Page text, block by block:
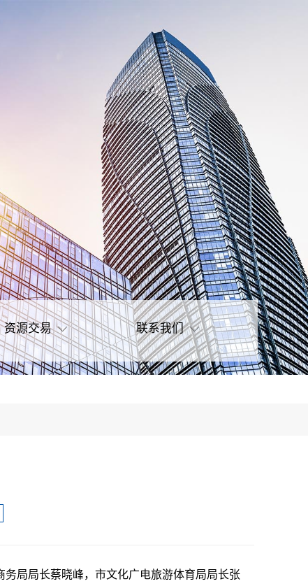
资源交易 联系我们
务局局长蔡晓峰，市文化广电旅游体育局局长张